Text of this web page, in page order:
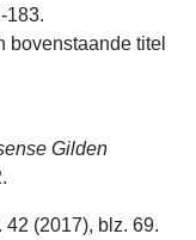
183.
bovenstaande titel
Gilden
42 (2017), blz. 69.